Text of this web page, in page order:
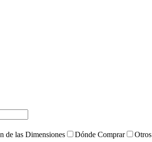
de las Dimensiones Dónde Comprar Otros